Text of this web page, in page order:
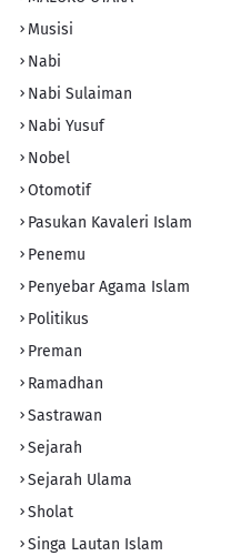
Musisi
Nabi
Nabi Sulaiman
Nabi Yusuf
Nobel
Otomotif
Pasukan Kavaleri Islam
Penemu
Penyebar Agama Islam
Politikus
Preman
Ramadhan
Sastrawan
Sejarah
Sejarah Ulama
Sholat
Singa Lautan Islam